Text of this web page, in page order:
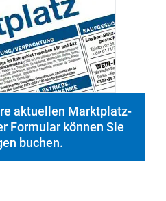
aktuellen Marktplatz-
Formular können Sie
buchen.